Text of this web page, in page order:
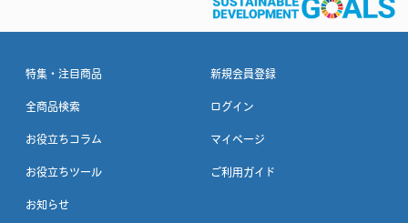
特集・注目商品
全商品検索
お役立ちコラム
お役立ちツール
お知らせ
新規会員登録
ログイン
マイページ
ご利用ガイド